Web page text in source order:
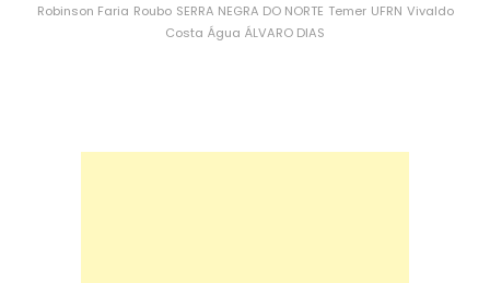
Robinson Faria Roubo SERRA NEGRA DO NORTE Temer UFRN Vivaldo
Costa Água ÁLVARO DIAS